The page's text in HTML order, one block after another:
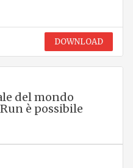
DOWNLOAD
del mondo
è possibile